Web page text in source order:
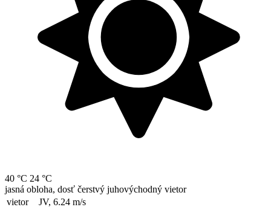
40 °C 24 °C
jasná obloha, dosť čerstvý juhovýchodný vietor
vietor
JV, 6.24 m/s